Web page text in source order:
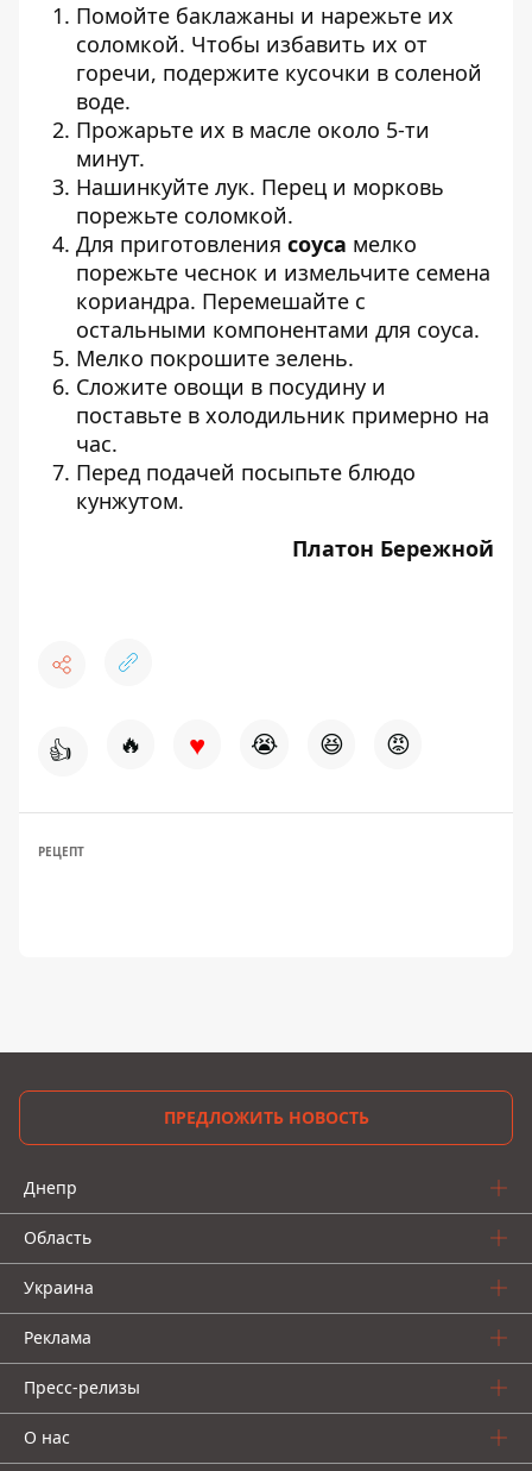
Помойте баклажаны и нарежьте их
соломкой. Чтобы избавить их от
горечи, подержите кусочки в соленой
воде.
Прожарьте их в масле около 5-ти
минут.
Нашинкуйте лук. Перец и морковь
порежьте соломкой.
Для приготовления соуса мелко
порежьте чеснок и измельчите семена
кориандра. Перемешайте с
остальными компонентами для соуса.
Мелко покрошите зелень.
Сложите овощи в посудину и
поставьте в холодильник примерно на
час.
Перед подачей посыпьте блюдо
кунжутом.
Платон Бережной
👍 🔥 ♥ 😭 😆 😡
РЕЦЕПТ
ПРЕДЛОЖИТЬ НОВОСТЬ
Днепр
Область
Украина
Реклама
Пресс-релизы
О нас